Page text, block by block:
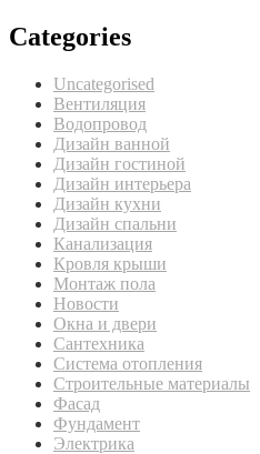
Categories
Uncategorised
Вентиляция
Водопровод
Дизайн ванной
Дизайн гостиной
Дизайн интерьера
Дизайн кухни
Дизайн спальни
Канализация
Кровля крыши
Монтаж пола
Новости
Окна и двери
Сантехника
Система отопления
Строительные материалы
Фасад
Фундамент
Электрика